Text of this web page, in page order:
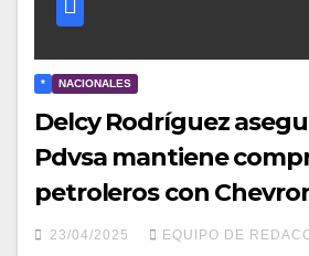
* NACIONALES
Delcy Rodríguez
Pdvsa mantiene
petroleros con
23/04/2025 EQUIPO DE